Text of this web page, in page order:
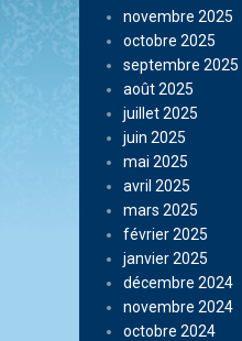
novembre 2025
octobre 2025
septembre 2025
août 2025
juillet 2025
juin 2025
mai 2025
avril 2025
mars 2025
février 2025
janvier 2025
décembre 2024
novembre 2024
octobre 2024